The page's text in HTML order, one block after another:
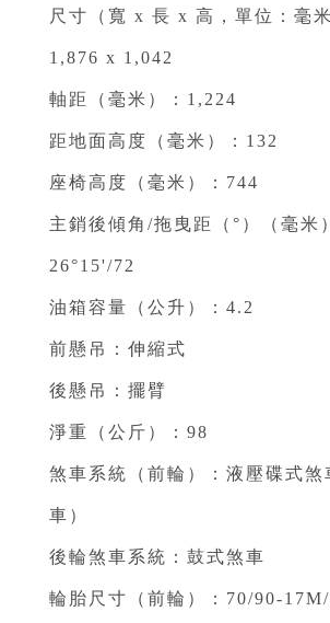
尺寸（寬 x 長 x 高，單位：毫
1,876 x 1,042⁣
軸距（毫米）：1,224⁣
距地面高度（毫米）：132⁣
座椅高度（毫米）：744⁣
主銷後傾角/拖曳距（°）（毫米
26°15'/72⁣
油箱容量（公升）：4.2⁣
前懸吊：伸縮式⁣
後懸吊：擺臂⁣
淨重（公斤）：98⁣
煞車系統（前輪）：液壓碟式煞
車）⁣
後輪煞車系統：鼓式煞車⁣
輪胎尺寸（前輪）：70/90-